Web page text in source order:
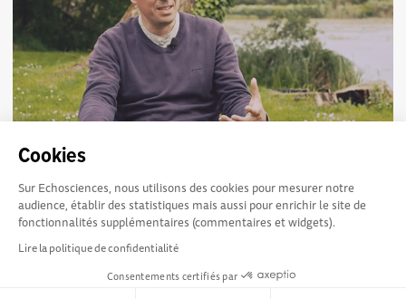
Cookies
Sur Echosciences, nous utilisons des cookies pour mesurer notre
audience, établir des statistiques mais aussi pour enrichir le site de
fonctionnalités supplémentaires (commentaires et widgets).
Lire la politique de confidentialité
Consentements certifiés par
La culture scientifique pour mieux comprendre le
monde et agir ensemble : l’interview de Raphaël
Degenne sur Lichen Média
La science ne se résume pas aux laboratoires, aux équations
complexes ou aux grandes découvertes médiatisées. Elle est
aussi une manière de...